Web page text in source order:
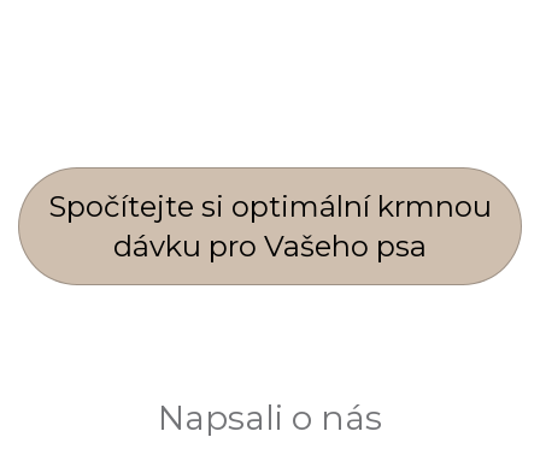
Spočí­tejte si optimální krmnou
dávku pro Vašeho psa
Napsali o nás